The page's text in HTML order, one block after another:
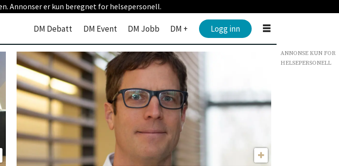
Annonser er kun beregnet for helsepersonell.
DM Debatt DM Event DM Jobb DM + Logg inn
ANNONSE KUN FOR
HELSEPERSONELL